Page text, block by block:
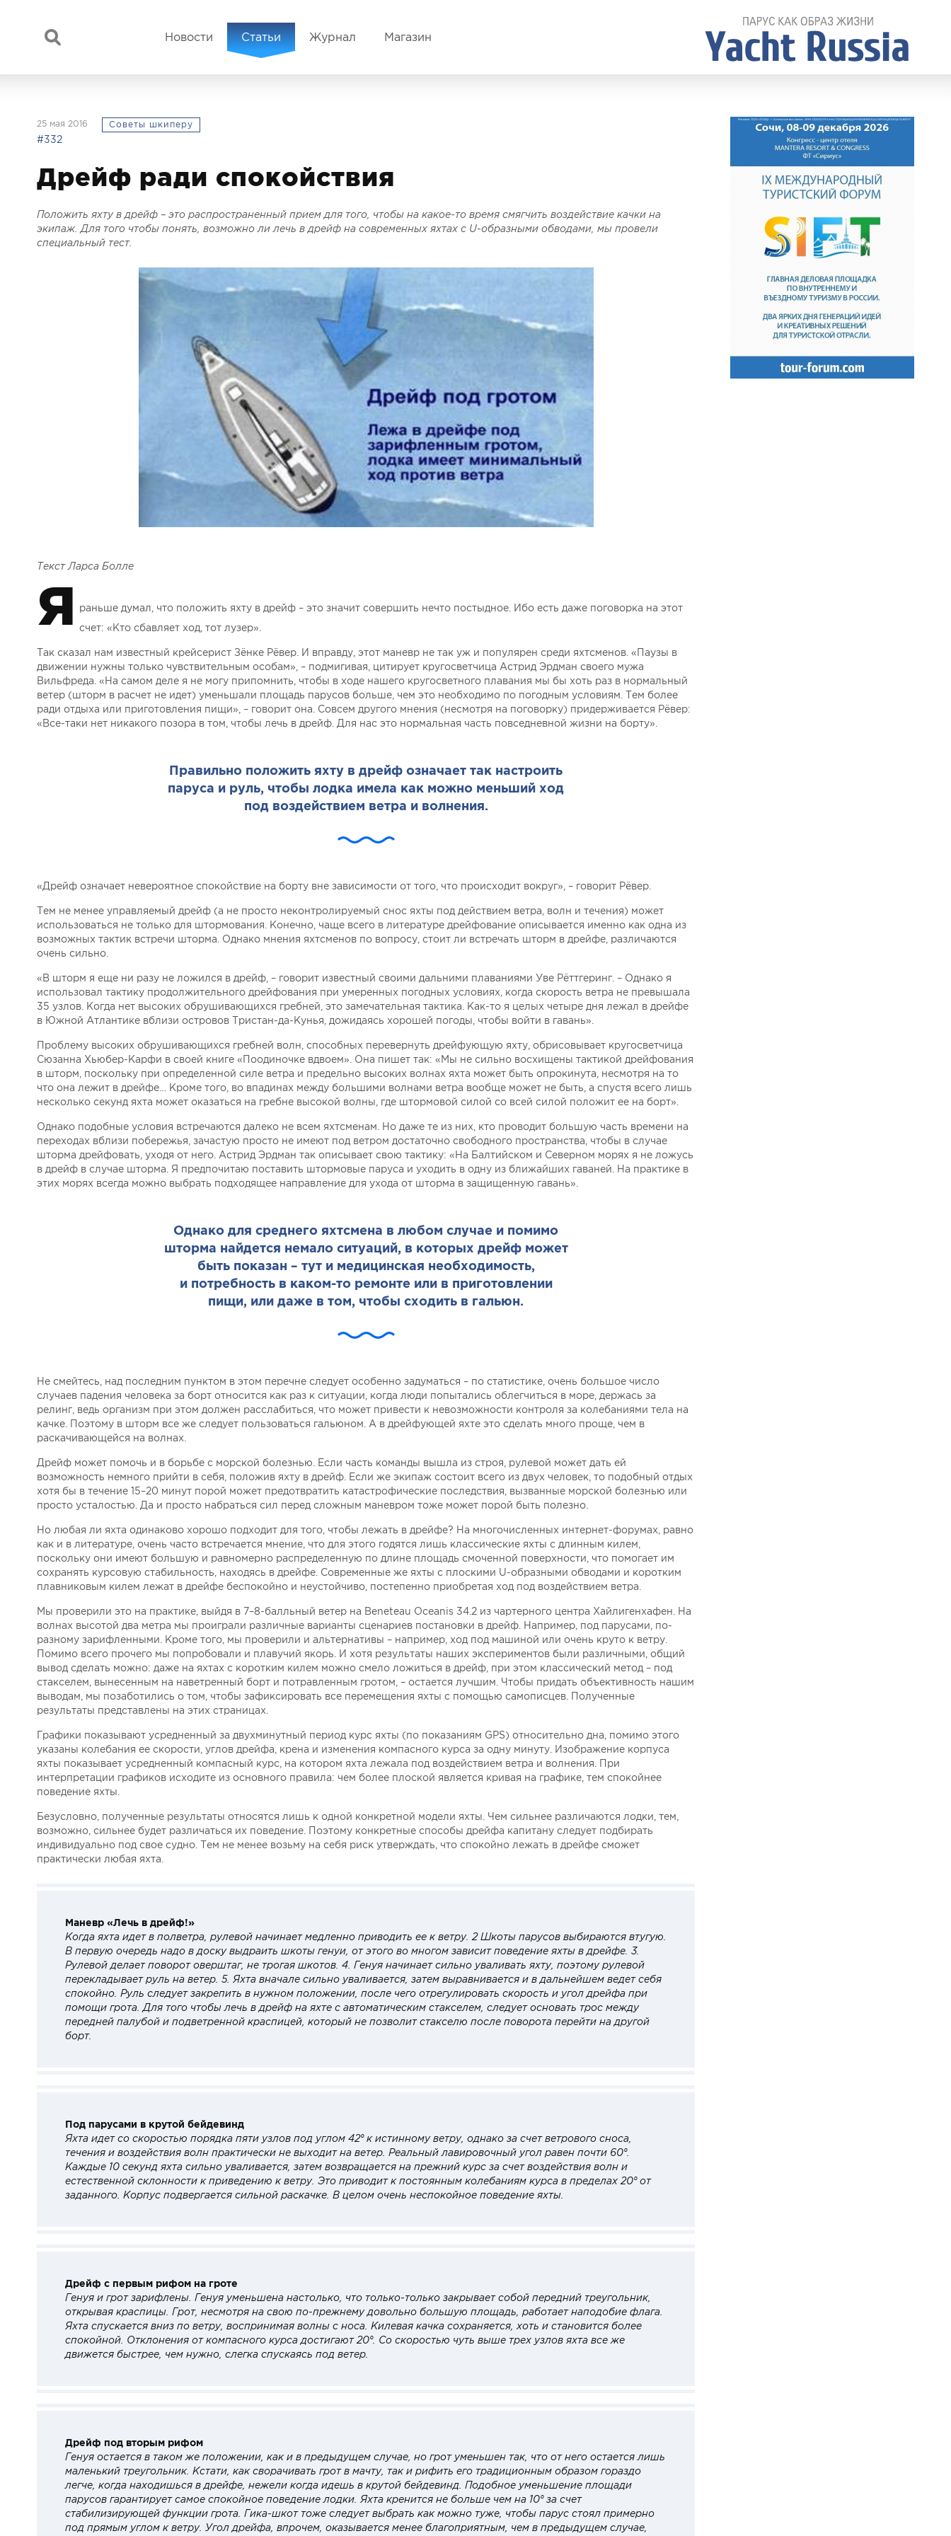
Новости Статьи Журнал Магазин
25 мая 2016 Советы шкиперу
#332
Дрейф ради спокойствия
Положить яхту в дрейф – это распространенный прием для того, чтобы на какое-то время смягчить воздействие качки на
экипаж. Для того чтобы понять, возможно ли лечь в дрейф на современных яхтах с U-образными обводами, мы провели
специальный тест.
Текст Ларса Болле
Я
раньше думал, что положить яхту в дрейф – это значит совершить нечто постыдное. Ибо есть даже поговорка на этот
счет: «Кто сбавляет ход, тот лузер».
Так сказал нам известный крейсерист Зёнке Рёвер. И вправду, этот маневр не так уж и популярен среди яхтсменов. «Паузы в
движении нужны только чувствительным особам», – подмигивая, цитирует кругосветчица Астрид Эрдман своего мужа
Вильфреда. «На самом деле я не могу припомнить, чтобы в ходе нашего кругосветного плавания мы бы хоть раз в нормальный
ветер (шторм в расчет не идет) уменьшали площадь парусов больше, чем это необходимо по погодным условиям. Тем более
ради отдыха или приготовления пищи», – говорит она. Совсем другого мнения (несмотря на поговорку) придерживается Рёвер:
«Все-таки нет никакого позора в том, чтобы лечь в дрейф. Для нас это нормальная часть повседневной жизни на борту».
Правильно положить яхту в дрейф означает так настроить
паруса и руль, чтобы лодка имела как можно меньший ход
под воздействием ветра и волнения.
«Дрейф означает невероятное спокойствие на борту вне зависимости от того, что происходит вокруг», – говорит Рёвер.
Тем не менее управляемый дрейф (а не просто неконтролируемый снос яхты под действием ветра, волн и течения) может
использоваться не только для штормования. Конечно, чаще всего в литературе дрейфование описывается именно как одна из
возможных тактик встречи шторма. Однако мнения яхтсменов по вопросу, стоит ли встречать шторм в дрейфе, различаются
очень сильно.
«В шторм я еще ни разу не ложился в дрейф, – говорит известный своими дальними плаваниями Уве Рёттгеринг. – Однако я
использовал тактику продолжительного дрейфования при умеренных погодных условиях, когда скорость ветра не превышала
35 узлов. Когда нет высоких обрушивающихся гребней, это замечательная тактика. Как-то я целых четыре дня лежал в дрейфе
в Южной Атлантике вблизи островов Тристан-да-Кунья, дожидаясь хорошей погоды, чтобы войти в гавань».
Проблему высоких обрушивающихся гребней волн, способных перевернуть дрейфующую яхту, обрисовывает кругосветчица
Сюзанна Хьюбер-Карфи в своей книге «Поодиночке вдвоем». Она пишет так: «Мы не сильно восхищены тактикой дрейфования
в шторм, поскольку при определенной силе ветра и предельно высоких волнах яхта может быть опрокинута, несмотря на то
что она лежит в дрейфе… Кроме того, во впадинах между большими волнами ветра вообще может не быть, а спустя всего лишь
несколько секунд яхта может оказаться на гребне высокой волны, где штормовой силой со всей силой положит ее на борт».
Однако подобные условия встречаются далеко не всем яхтсменам. Но даже те из них, кто проводит большую часть времени на
переходах вблизи побережья, зачастую просто не имеют под ветром достаточно свободного пространства, чтобы в случае
шторма дрейфовать, уходя от него. Астрид Эрдман так описывает свою тактику: «На Балтийском и Северном морях я не ложусь
в дрейф в случае шторма. Я предпочитаю поставить штормовые паруса и уходить в одну из ближайших гаваней. На практике в
этих морях всегда можно выбрать подходящее направление для ухода от шторма в защищенную гавань».
Однако для среднего яхтсмена в любом случае и помимо
шторма найдется немало ситуаций, в которых дрейф может
быть показан – тут и медицинская необходимость,
и потребность в каком-то ремонте или в приготовлении
пищи, или даже в том, чтобы сходить в гальюн.
Не смейтесь, над последним пунктом в этом перечне следует особенно задуматься – по статистике, очень большое число
случаев падения человека за борт относится как раз к ситуации, когда люди попытались облегчиться в море, держась за
релинг, ведь организм при этом должен расслабиться, что может привести к невозможности контроля за колебаниями тела на
качке. Поэтому в шторм все же следует пользоваться гальюном. А в дрейфующей яхте это сделать много проще, чем в
раскачивающейся на волнах.
Дрейф может помочь и в борьбе с морской болезнью. Если часть команды вышла из строя, рулевой может дать ей
возможность немного прийти в себя, положив яхту в дрейф. Если же экипаж состоит всего из двух человек, то подобный отдых
хотя бы в течение 15–20 минут порой может предотвратить катастрофические последствия, вызванные морской болезнью или
просто усталостью. Да и просто набраться сил перед сложным маневром тоже может порой быть полезно.
Но любая ли яхта одинаково хорошо подходит для того, чтобы лежать в дрейфе? На многочисленных интернет-форумах, равно
как и в литературе, очень часто встречается мнение, что для этого годятся лишь классические яхты с длинным килем,
поскольку они имеют большую и равномерно распределенную по длине площадь смоченной поверхности, что помогает им
сохранять курсовую стабильность, находясь в дрейфе. Современные же яхты с плоскими U-образными обводами и коротким
плавниковым килем лежат в дрейфе беспокойно и неустойчиво, постепенно приобретая ход под воздействием ветра.
Мы проверили это на практике, выйдя в 7–8-балльный ветер на Beneteau Oceanis 34.2 из чартерного центра Хайлигенхафен. На
волнах высотой два метра мы проиграли различные варианты сценариев постановки в дрейф. Например, под парусами, по-
разному зарифленными. Кроме того, мы проверили и альтернативы – например, ход под машиной или очень круто к ветру.
Помимо всего прочего мы попробовали и плавучий якорь. И хотя результаты наших экспериментов были различными, общий
вывод сделать можно: даже на яхтах с коротким килем можно смело ложиться в дрейф, при этом классический метод – под
стакселем, вынесенным на наветренный борт и потравленным гротом, – остается лучшим. Чтобы придать объективность нашим
выводам, мы позаботились о том, чтобы зафиксировать все перемещения яхты с помощью самописцев. Полученные
результаты представлены на этих страницах.
Графики показывают усредненный за двухминутный период курс яхты (по показаниям GPS) относительно дна, помимо этого
указаны колебания ее скорости, углов дрейфа, крена и изменения компасного курса за одну минуту. Изображение корпуса
яхты показывает усредненный компасный курс, на котором яхта лежала под воздействием ветра и волнения. При
интерпретации графиков исходите из основного правила: чем более плоской является кривая на графике, тем спокойнее
поведение яхты.
Безусловно, полученные результаты относятся лишь к одной конкретной модели яхты. Чем сильнее различаются лодки, тем,
возможно, сильнее будет различаться их поведение. Поэтому конкретные способы дрейфа капитану следует подбирать
индивидуально под свое судно. Тем не менее возьму на себя риск утверждать, что спокойно лежать в дрейфе сможет
практически любая яхта.
Маневр «Лечь в дрейф!»
Когда яхта идет в полветра, рулевой начинает медленно приводить ее к ветру. 2 Шкоты парусов выбираются втугую.
В первую очередь надо в доску выдраить шкоты генуи, от этого во многом зависит поведение яхты в дрейфе. 3.
Рулевой делает поворот оверштаг, не трогая шкотов. 4. Генуя начинает сильно уваливать яхту, поэтому рулевой
перекладывает руль на ветер. 5. Яхта вначале сильно уваливается, затем выравнивается и в дальнейшем ведет себя
спокойно. Руль следует закрепить в нужном положении, после чего отрегулировать скорость и угол дрейфа при
помощи грота. Для того чтобы лечь в дрейф на яхте с автоматическим стакселем, следует основать трос между
передней палубой и подветренной краспицей, который не позволит стакселю после поворота перейти на другой
борт.
Под парусами в крутой бейдевинд
Яхта идет со скоростью порядка пяти узлов под углом 42° к истинному ветру, однако за счет ветрового сноса,
течения и воздействия волн практически не выходит на ветер. Реальный лавировочный угол равен почти 60°.
Каждые 10 секунд яхта сильно уваливается, затем возвращается на прежний курс за счет воздействия волн и
естественной склонности к приведению к ветру. Это приводит к постоянным колебаниям курса в пределах 20° от
заданного. Корпус подвергается сильной раскачке. В целом очень неспокойное поведение яхты.
Дрейф с первым рифом на гроте
Генуя и грот зарифлены. Генуя уменьшена настолько, что только-только закрывает собой передний треугольник,
открывая краспицы. Грот, несмотря на свою по-прежнему довольно большую площадь, работает наподобие флага.
Яхта спускается вниз по ветру, воспринимая волны с носа. Килевая качка сохраняется, хоть и становится более
спокойной. Отклонения от компасного курса достигают 20°. Со скоростью чуть выше трех узлов яхта все же
движется быстрее, чем нужно, слегка спускаясь под ветер.
Дрейф под вторым рифом
Генуя остается в таком же положении, как и в предыдущем случае, но грот уменьшен так, что от него остается лишь
маленький треугольник. Кстати, как сворачивать грот в мачту, так и рифить его традиционным образом гораздо
легче, когда находишься в дрейфе, нежели когда идешь в крутой бейдевинд. Подобное уменьшение площади
парусов гарантирует самое спокойное поведение лодки. Яхта кренится не больше чем на 10° за счет
стабилизирующей функции грота. Гика-шкот тоже следует выбрать как можно туже, чтобы парус стоял примерно
под прямым углом к ветру. Угол дрейфа, впрочем, оказывается менее благоприятным, чем в предыдущем случае,